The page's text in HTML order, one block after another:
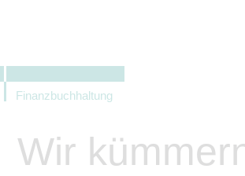
Finanzbuchhaltung
Wir
können.